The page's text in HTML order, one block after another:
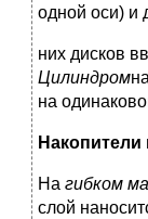
одной оси) и
них дисков
Цилиндром
на
Накопители
На гибком
слой